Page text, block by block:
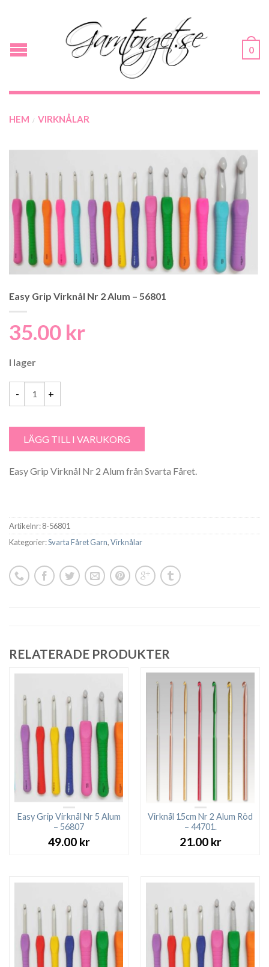
0
HEM / VIRKNÅLAR
Easy Grip Virknål Nr 2 Alum – 56801
35.00 kr
I lager
LÄGG TILL I VARUKORG
Easy Grip Virknål Nr 2 Alum från Svarta Fåret.
Artikelnr:8-56801
Kategorier:Svarta Fåret Garn,Virknålar
RELATERADE PRODUKTER
Easy Grip Virknål Nr 5 Alum
– 56807
49.00 kr
Virknål 15cm Nr 2 Alum Röd
– 44701.
21.00 kr